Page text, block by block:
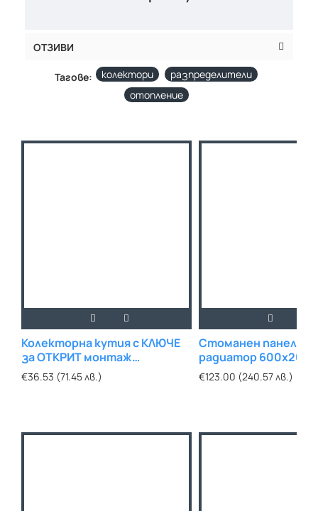
ОТЗИВИ
Тагове: колектори
разпределители
отопление
Колекторна кутия с КЛЮЧЕ
за ОТКРИТ монтаж
450х500мм
€36.53 (71.45 лв.)
Стоманен панелен
радиатор
€123.00 (240.57 лв.)